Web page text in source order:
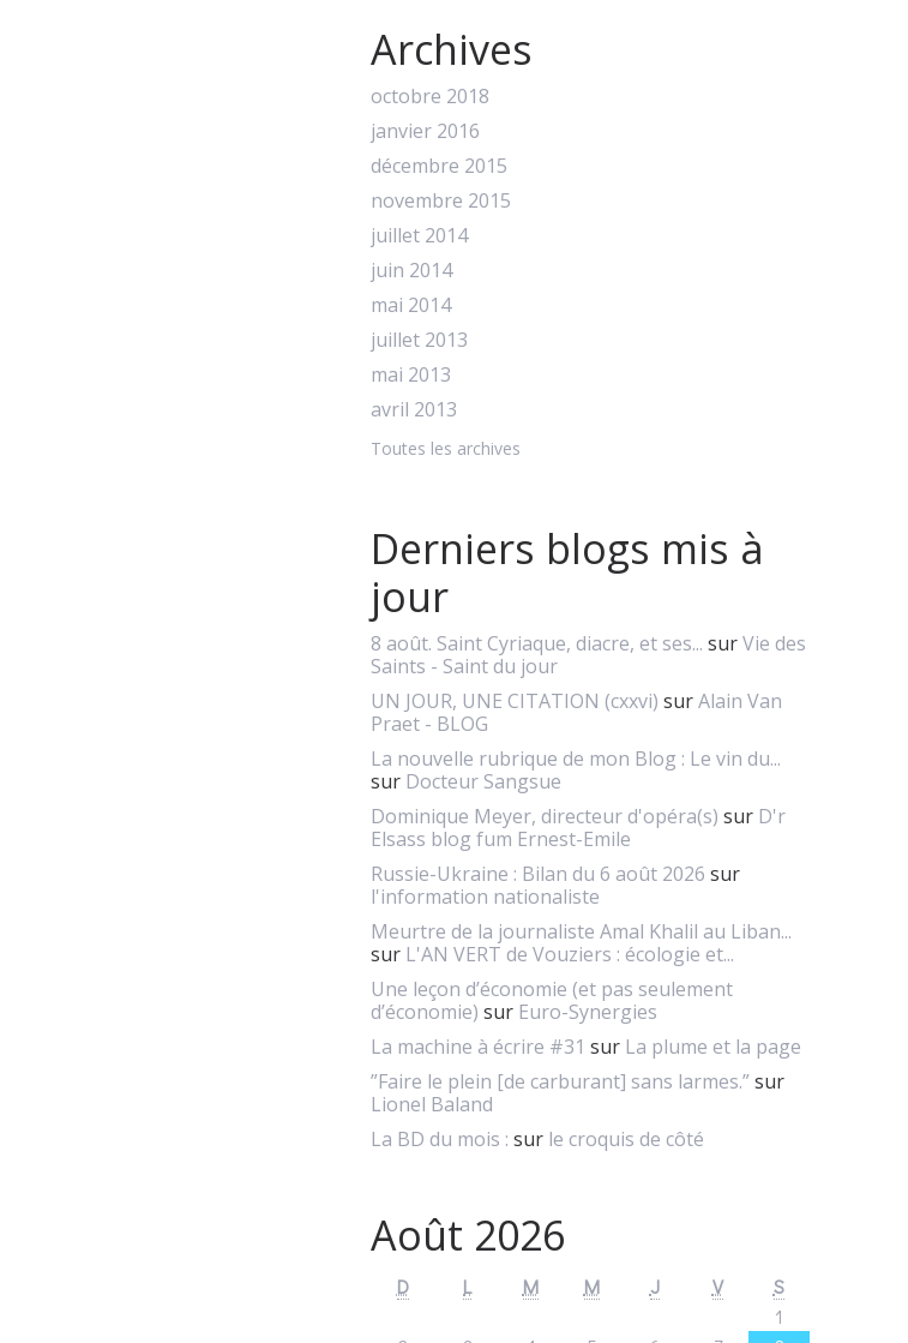
Archives
octobre 2018
janvier 2016
décembre 2015
novembre 2015
juillet 2014
juin 2014
mai 2014
juillet 2013
mai 2013
avril 2013
Toutes les archives
Derniers blogs mis à
jour
8 août. Saint Cyriaque, diacre, et ses... surVie des
Saints - Saint du jour
UN JOUR, UNE CITATION (cxxvi) surAlain Van
Praet - BLOG
La nouvelle rubrique de mon Blog : Le vin du...
sur Docteur Sangsue
Dominique Meyer, directeur d'opéra(s) sur D'r
Elsass blog fum Ernest-Emile
Russie-Ukraine : Bilan du 6 août 2026 sur
l'information nationaliste
Meurtre de la journaliste Amal Khalil au Liban...
sur L'AN VERT de Vouziers : écologie et...
Une leçon d’économie (et pas seulement
d’économie) sur Euro-Synergies
La machine à écrire #31 sur La plume et la page
”Faire le plein [de carburant] sans larmes.”sur
Lionel Baland
La BD du mois : sur le croquis de côté
Août 2026
D L M M J V
S
1